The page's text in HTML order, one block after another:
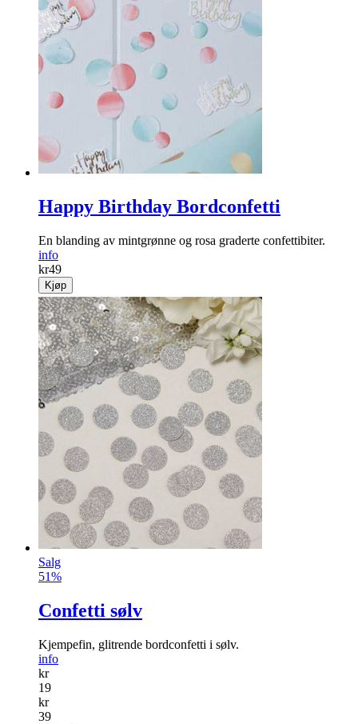
Happy Birthday Bordconfetti
En blanding av mintgrønne og rosa graderte confettibiter.
info
kr49
Kjøp
Salg
51%
Confetti sølv
Kjempefin, glitrende bordconfetti i sølv.
info
kr
19
kr
39